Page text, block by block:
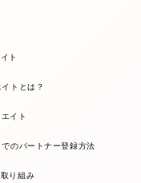
ト
トとは？
イト
のパートナー登録方法
り組み